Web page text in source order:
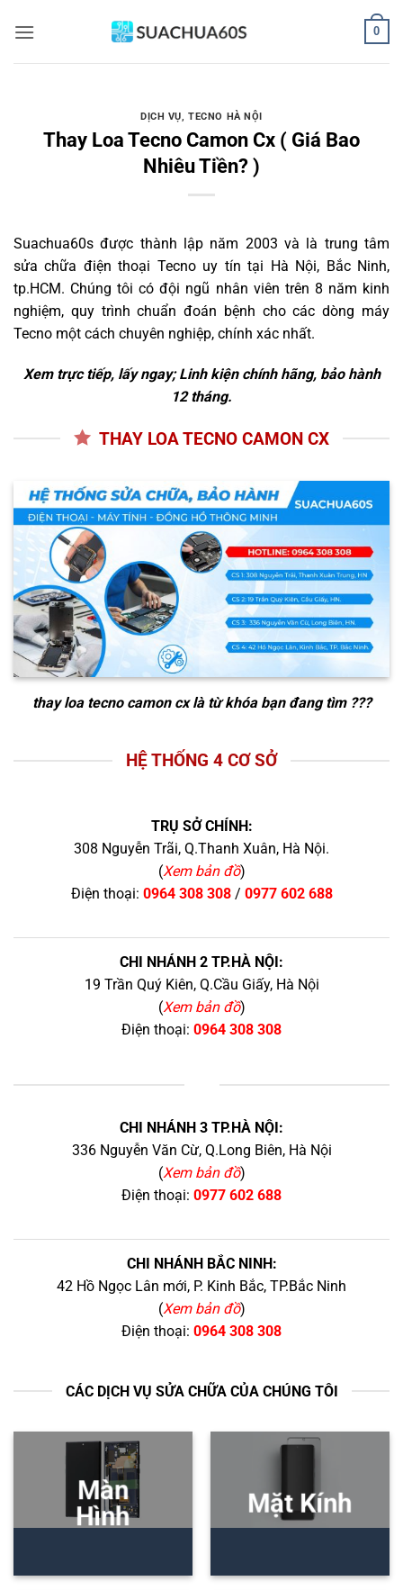
qua
0
DỊCH VỤ,TECNO HÀ NỘI
Thay Loa Tecno Camon Cx ( Giá Bao
Nhiêu Tiền? )
Suachua60s được thành lập năm 2003 và là trung tâm
sửa chữa điện thoại Tecno uy tín tại Hà Nội, Bắc Ninh,
tp.HCM. Chúng tôi có đội ngũ nhân viên trên 8 năm kinh
nghiệm, quy trình chuẩn đoán bệnh cho các dòng máy
Tecno một cách chuyên nghiệp, chính xác nhất.
Xem trực tiếp, lấy ngay; Linh kiện chính hãng, bảo hành
12 tháng.
THAY LOA TECNO CAMON CX
thay loa tecno camon cxlà từ khóa bạn đang tìm ???
HỆ THỐNG 4 CƠ SỞ
TRỤ SỞ CHÍNH:
308 Nguyễn Trãi, Q.Thanh Xuân, Hà Nội.
(Xem bản đồ)
Điện thoại: 0964 308 308/ 0977 602 688
CHI NHÁNH 2 TP.HÀ NỘI:
19 Trần Quý Kiên, Q.Cầu Giấy, Hà Nội
(Xem bản đồ)
Điện thoại: 0964 308 308
CHI NHÁNH 3 TP.HÀ NỘI:
336 Nguyễn Văn Cừ, Q.Long Biên, Hà Nội
(Xem bản đồ)
Điện thoại: 0977 602 688
CHI NHÁNH BẮC NINH:
42 Hồ Ngọc Lân mới, P. Kinh Bắc, TP.Bắc Ninh
(Xem bản đồ)
Điện thoại: 0964 308 308
CÁC DỊCH VỤ SỬA CHỮA CỦA CHÚNG TÔI
Màn
Hình
Mặt Kính